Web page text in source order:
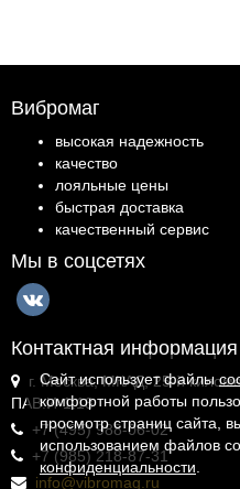
Вибромаг
высокая надежность
качество
лояльные цены
быстрая доставка
качественный сервис
Мы в соцсетях
Контактная информация
г. Москва, МКАД, 25-й
ПАВ.И-1.18
+7 (495) 988-06-02
+7 (985) 218-87-31
info@vibromag.ru
Сайт использует файлы
комфортной работы
просмотр страниц сайта,
использованием файлов
конфиденциальности